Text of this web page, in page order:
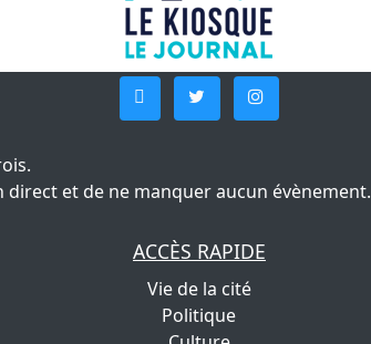
et de ne manquer aucun évènement.
ACCÈS RAPIDE
Vie de la cité
Politique